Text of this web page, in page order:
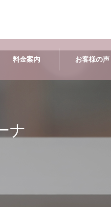
料金案内 お客様の声
ナ